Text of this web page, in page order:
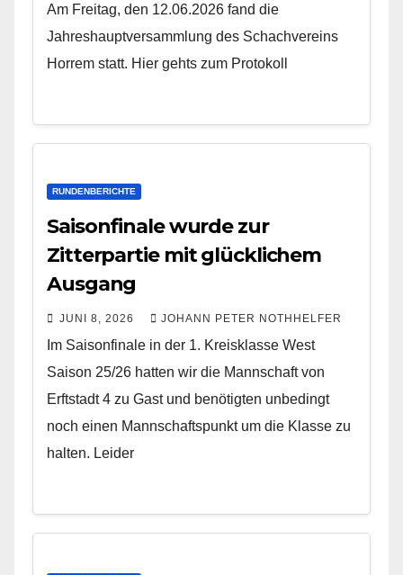
Am Freitag, den 12.06.2026 fand die
Jahreshauptversammlung des Schachvereins
Horrem statt. Hier gehts zum Protokoll
RUNDENBERICHTE
Saisonfinale wurde zur
Zitterpartie mit glücklichem
Ausgang
JUNI 8, 2026 JOHANN PETER NOTHHELFER
Im Saisonfinale in der 1. Kreisklasse West
Saison 25/26 hatten wir die Mannschaft von
Erftstadt 4 zu Gast und benötigten unbedingt
noch einen Mannschaftspunkt um die Klasse zu
halten. Leider